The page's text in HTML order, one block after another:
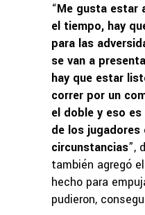
“Me gusta estar
el tiempo, hay
para las
se van a
hay que estar
correr por un
el doble y eso
de los
circunstancias”,
también agregó
hecho para
pudieron,